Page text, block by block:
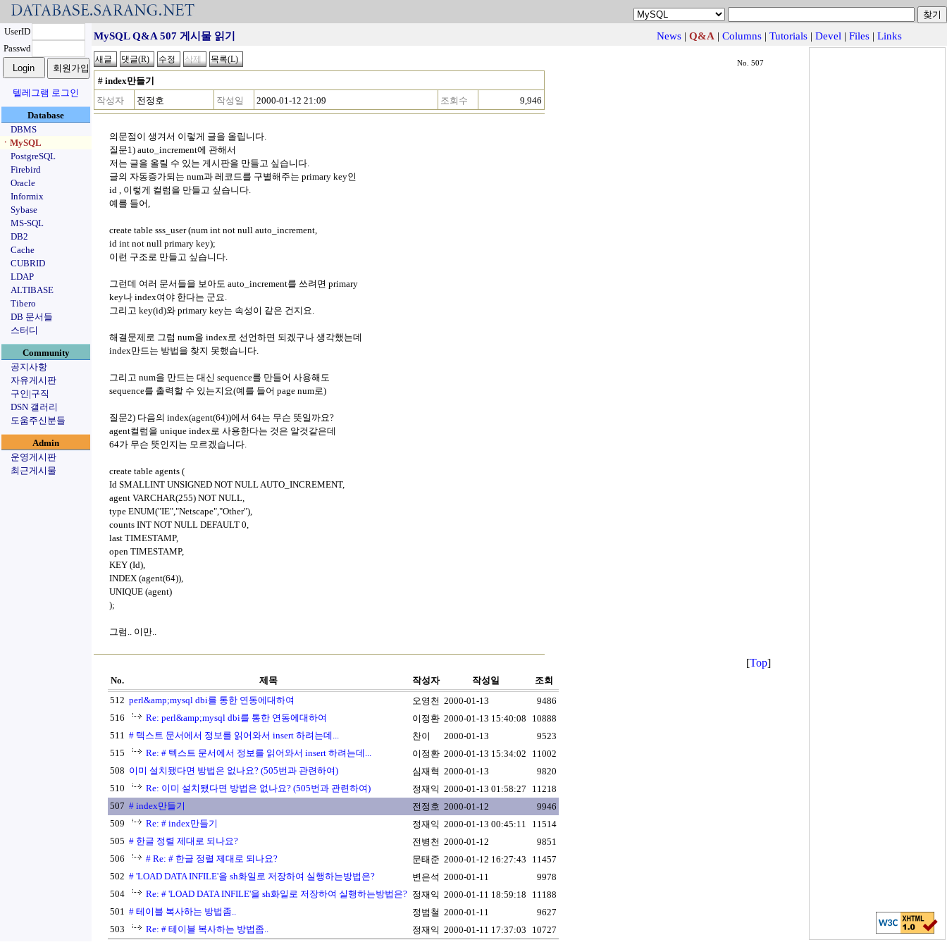
UserID
Passwd
텔레그램 로그인
Database
DBMS
ㆍMySQL
PostgreSQL
Firebird
Oracle
Informix
Sybase
MS-SQL
DB2
Cache
CUBRID
LDAP
ALTIBASE
Tibero
DB 문서들
스터디
Community
공지사항
자유게시판
구인|구직
DSN 갤러리
도움주신분들
Admin
운영게시판
최근게시물
MySQL Q&A 507 게시물 읽기 News | Q&A | Columns | Tutorials | Devel | Files | Links
No. 507
# index만들기
작성자
전정호 작성일 2000-01-12 21:09 조회수 9,946
의문점이 생겨서 이렇게 글을 올립니다.
질문1) auto_increment에 관해서
저는 글을 올릴 수 있는 게시판을 만들고 싶습니다.
글의 자동증가되는 num과 레코드를 구별해주는 primary key인
id , 이렇게 컬럼을 만들고 싶습니다.
예를 들어,
create table sss_user (num int not null auto_increment,
id int not null primary key);
이런 구조로 만들고 싶습니다.
그런데 여러 문서들을 보아도 auto_increment를 쓰려면 primary
key나 index여야 한다는 군요.
그리고 key(id)와 primary key는 속성이 같은 건지요.
해결문제로 그럼 num을 index로 선언하면 되겠구나 생각했는데
index만드는 방법을 찾지 못했습니다.
그리고 num을 만드는 대신 sequence를 만들어 사용해도
sequence를 출력할 수 있는지요(예를 들어 page num로)
질문2) 다음의 index(agent(64))에서 64는 무슨 뜻일까요?
agent컬럼을 unique index로 사용한다는 것은 알것같은데
64가 무슨 뜻인지는 모르겠습니다.
create table agents (
Id SMALLINT UNSIGNED NOT NULL AUTO_INCREMENT,
agent VARCHAR(255) NOT NULL,
type ENUM("IE","Netscape","Other"),
counts INT NOT NULL DEFAULT 0,
last TIMESTAMP,
open TIMESTAMP,
KEY (Id),
INDEX (agent(64)),
UNIQUE (agent)
);
그럼.. 이만..
[Top]
No. 제목 작성자 작성일
조회
512 perl&amp;mysql dbi를 통한 연동에대하여 오영천 2000-01-13
9486
516
Re: perl&amp;mysql dbi를 통한 연동에대하여 이정환 2000-01-13 15:40:08
10888
511 # 텍스트 문서에서 정보를 읽어와서 insert 하려는데... 찬이 2000-01-13
9523
515
Re: # 텍스트 문서에서 정보를 읽어와서 insert 하려는데... 이정환 2000-01-13 15:34:02
11002
508 이미 설치됐다면 방법은 없나요? (505번과 관련하여) 심재혁 2000-01-13
9820
510
Re: 이미 설치됐다면 방법은 없나요? (505번과 관련하여) 정재익 2000-01-13 01:58:27
11218
507 # index만들기 전정호 2000-01-12
9946
509
Re: # index만들기 정재익 2000-01-13 00:45:11
11514
505 # 한글 정렬 제대로 되나요? 전병천 2000-01-12
9851
506
# Re: # 한글 정렬 제대로 되나요? 문태준 2000-01-12 16:27:43
11457
502 # 'LOAD DATA INFILE'을 sh화일로 저장하여 실행하는방법은? 변은석 2000-01-11
9978
504
Re: # 'LOAD DATA INFILE'을 sh화일로 저장하여 실행하는방법은? 정재익 2000-01-11 18:59:18
11188
501 # 테이블 복사하는 방법좀.. 정범철 2000-01-11
9627
503
Re: # 테이블 복사하는 방법좀.. 정재익 2000-01-11 17:37:03 10727